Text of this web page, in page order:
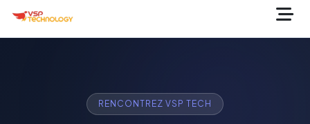
RENCONTREZ VSP TECH